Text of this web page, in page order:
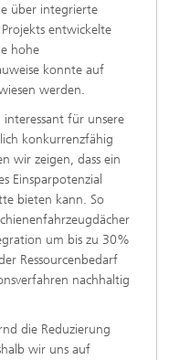
über integrierte
entwickelte
hohe
konnte auf
werden.
für unsere
konkurrenzfähig
wir zeigen, dass ein
Einsparpotenzial
bieten kann. So
um bis zu 30%
Ressourcenbedarf
nachhaltig
die Reduzierung
wir uns auf